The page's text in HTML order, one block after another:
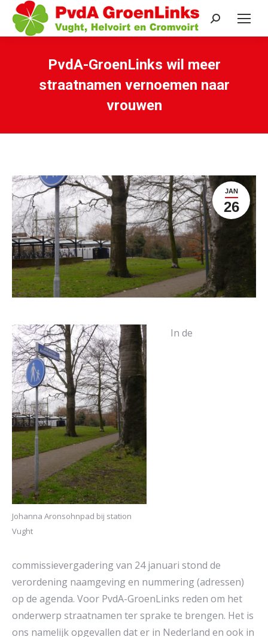
Search:
PvdA-GroenLinks wil meer
straatnamen vernoemen naar
vrouwen
JAN
26
Johanna Aronsohnpad bij station
Vught
In de
commissievergadering van 24 januari stond de
verordening naamgeving en nummering (adressen)
op de agenda. Voor PvdA-GroenLinks reden om het
onderwerp straatnamen ter sprake te brengen. Het is
ons namelijk opgevallen dat er in Nederland en ook in